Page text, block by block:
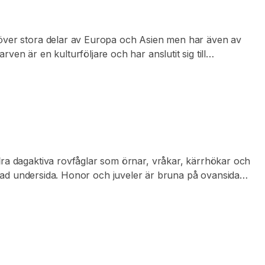
stora delar av Europa och Asien men har även av
är en kulturföljare och har anslutit sig till
och kan även ses i blandflockar med
av lämpliga strukturer som boplats visar
dagaktiva rovfåglar som örnar, vråkar, kärrhökar och
undersida. Honor och juveler är bruna på ovansidan
Fågeln lever av rov och är specialiserad